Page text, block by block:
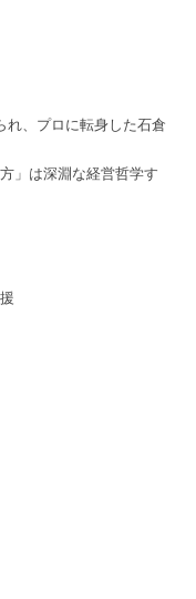
れ、プロに転身した石倉
」は深淵な経営哲学す